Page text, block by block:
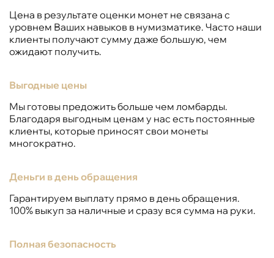
Цена в результате оценки монет не связана с
уровнем Ваших навыков в нумизматике. Часто наши
клиенты получают сумму даже большую, чем
ожидают получить.
Выгодные цены
Мы готовы предожить больше чем ломбарды.
Благодаря выгодным ценам у нас есть постоянные
клиенты, которые приносят свои монеты
многократно.
Деньги в день обращения
Гарантируем выплату прямо в день обращения.
100% выкуп за наличные и сразу вся сумма на руки.
Полная безопасность